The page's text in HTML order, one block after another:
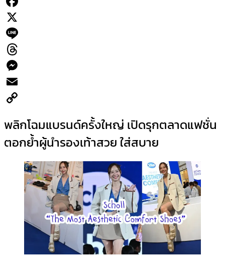
Facebook
X
Line
Threads
Messenger
Email
Link
พลิกโฉมแบรนด์ครั้งใหญ่ เปิดรุกตลาดแฟชั่น
ตอกย้ำผู้นำรองเท้าสวย ใส่สบาย